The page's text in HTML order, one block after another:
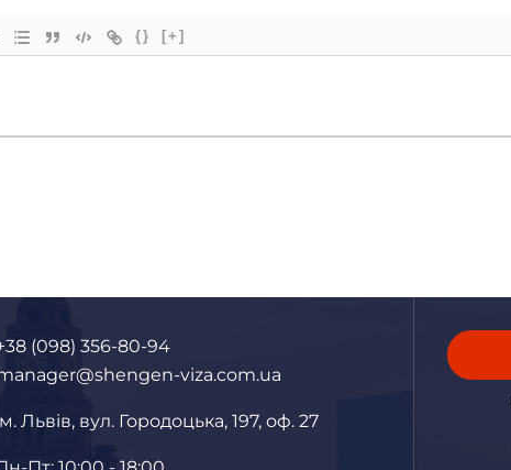
{} [+]
(098) 356-80-94
viza.com.ua
м. Львів, вул. Городоцька, 197, оф. 27